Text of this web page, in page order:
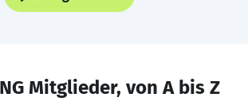
Mitglieder, von A bis Z